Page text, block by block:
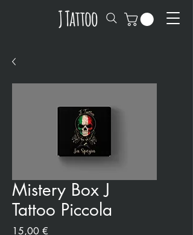
Mistery Box J
Tattoo Piccola
15,00 €